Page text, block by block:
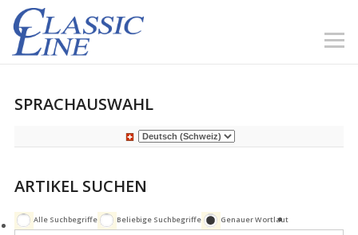
SPRACHAUSWAHL
ARTIKEL SUCHEN
Alle Suchbegriffe Beliebige Suchbegriffe Genauer Wortlaut